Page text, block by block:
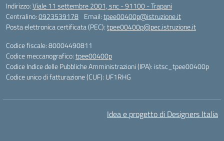
Indirizzo:Viale 11 settembre 2001, snc - 91100 - Trapani
Centralino:0923539178 Email:tpee00400p@istruzione.it
Posta elettronica certificata (PEC):tpee00400p@pec.istruzione.it
Codice fiscale: 80004490811
Codice meccanografico:tpee00400p
Codice Indice delle Pubbliche Amministrazioni (IPA): istsc_tpee00400p
Codice unico di fatturazione (CUF): UF1RHG
Idea e progetto di Designers Italia